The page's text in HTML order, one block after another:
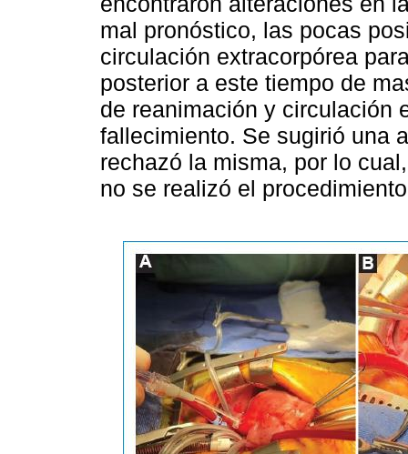
mal pronóstico, las pocas
circulación extracorpórea
posterior a este tiempo de
de reanimación y circulación
fallecimiento. Se sugirió una
rechazó la misma, por lo
no se realizó el